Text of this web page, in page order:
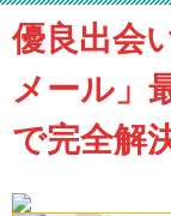
優良出会
メール」
で完全解